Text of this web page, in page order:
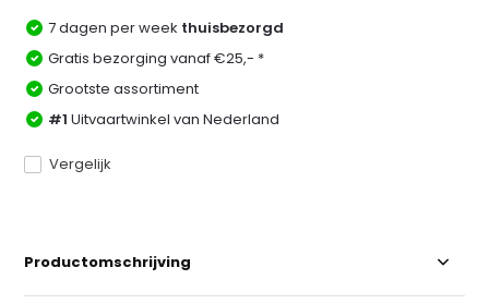
7 dagen per week thuisbezorgd
Gratis bezorging vanaf €25,- *
Grootste assortiment
#1 Uitvaartwinkel van Nederland
Vergelijk
Productomschrijving